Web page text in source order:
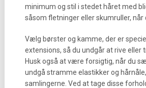
minimum og stil i stedet håret med
såsom fletninger eller skumruller, når
Vælg børster og kamme, der er
extensions, så du undgår at rive eller
Husk også at være forsigtig, når du
undgå stramme elastikker og
samlingerne. Ved at tage disse